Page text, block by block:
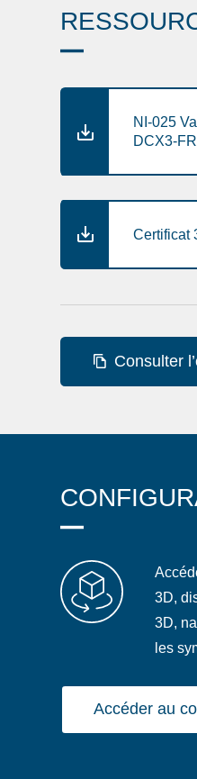
NI-025
DCX3-
Certificat
Consulter
3D,
3D,
les
Accéder au